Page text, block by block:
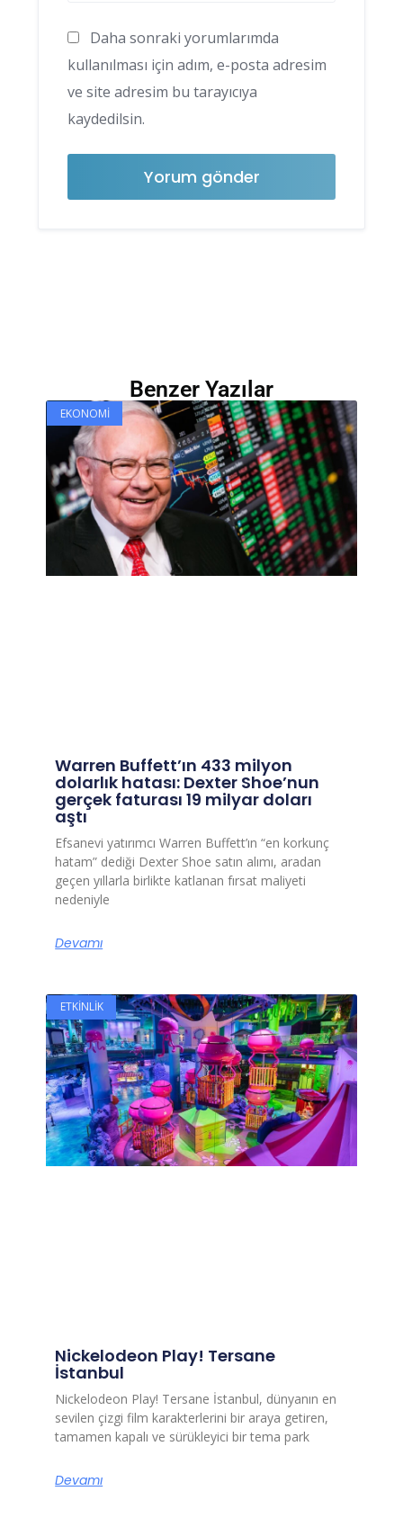
Daha sonraki yorumlarımda
kullanılması için adım, e-posta adresim
ve site adresim bu tarayıcıya
kaydedilsin.
Benzer Yazılar
EKONOMI
Warren Buffett’ın 433 milyon
dolarlık hatası: Dexter Shoe’nun
gerçek faturası 19 milyar doları
aştı
Efsanevi yatırımcı Warren Buffett’ın “en korkunç
hatam” dediği Dexter Shoe satın alımı, aradan
geçen yıllarla birlikte katlanan fırsat maliyeti
nedeniyle
Devamı
ETKINLIK
Nickelodeon Play! Tersane
İstanbul
Nickelodeon Play! Tersane İstanbul, dünyanın en
sevilen çizgi film karakterlerini bir araya getiren,
tamamen kapalı ve sürükleyici bir tema park
Devamı